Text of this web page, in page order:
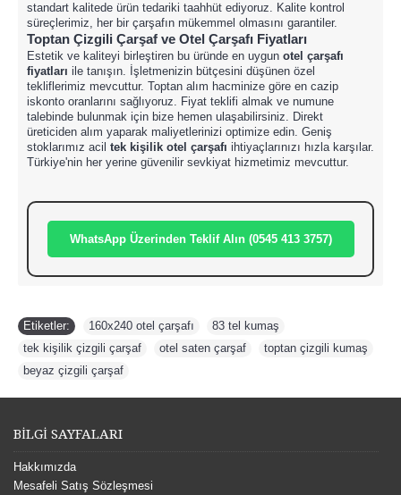
standart kalitede ürün tedariki taahhüt ediyoruz. Kalite kontrol
süreçlerimiz, her bir çarşafın mükemmel olmasını garantiler.
Toptan Çizgili Çarşaf ve Otel Çarşafı Fiyatları
Estetik ve kaliteyi birleştiren bu üründe en uygun otel çarşafı
fiyatları ile tanışın. İşletmenizin bütçesini düşünen özel
tekliflerimiz mevcuttur. Toptan alım hacminize göre en cazip
iskonto oranlarını sağlıyoruz. Fiyat teklifi almak ve numune
talebinde bulunmak için bize hemen ulaşabilirsiniz. Direkt
üreticiden alım yaparak maliyetlerinizi optimize edin. Geniş
stoklarımız acil tek kişilik otel çarşafı ihtiyaçlarınızı hızla karşılar.
Türkiye'nin her yerine güvenilir sevkiyat hizmetimiz mevcuttur.
WhatsApp Üzerinden Teklif Alın (0545 413 3757)
Etiketler: 160x240 otel çarşafı 83 tel kumaş
tek kişilik çizgili çarşaf
otel saten çarşaf toptan çizgili kumaş
beyaz çizgili çarşaf
BİLGİ SAYFALARI
Hakkımızda
Mesafeli Satış Sözleşmesi